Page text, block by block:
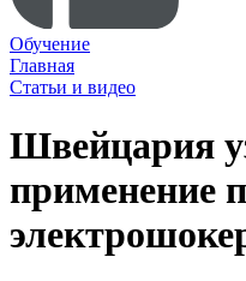
Обучение
Главная
Статьи и видео
Швейцария
применение